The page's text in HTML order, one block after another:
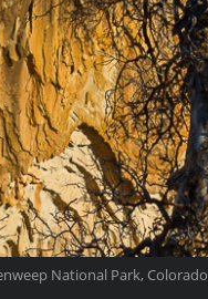
National Park, Colorado